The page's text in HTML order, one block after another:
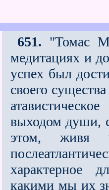
651. "Томас
медитациях и
успех был
своего
выходом души,
этом, живя
характерное
какими мы их